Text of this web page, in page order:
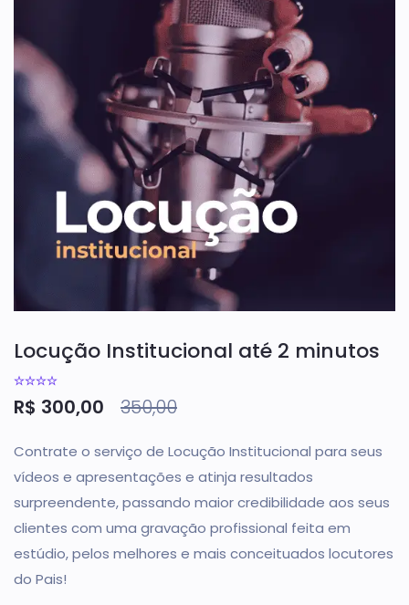
Locução Institucional até 2 minutos
350,00
R$ 300,00
Contrate o serviço de Locução Institucional para seus
vídeos e apresentações e atinja resultados
surpreendente, passando maior credibilidade aos seus
clientes com uma gravação profissional feita em
estúdio, pelos melhores e mais conceituados locutores
do Pais!